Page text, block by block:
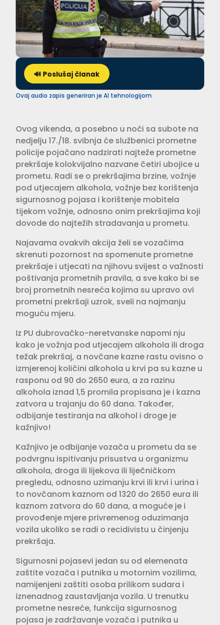
🔊 Poslušaj članak
Ovaj audio zapis generiran je AI tehnologijom
Ovog vikenda, a posebno u noći sa subote na
nedjelju 17./18. svibnja će službenici prometne
policije pojačano nadzirati najteže prometne
prekršaje kolokvijalno nazvane četiri ubojice u
prometu. Radi se o prekršajima brzine, vožnje
pod utjecajem alkohola, vožnje bez korištenja
sigurnosnog pojasa i korištenje mobitela
tijekom vožnje, odnosno onim prekršajima koji
dovode do najtežih stradavanja u prometu.
Najavama ovakvih akcija želi se vozačima
skrenuti pozornost na spomenute prometne
prekršaje i utjecati na njihovu svijest o važnosti
poštivanja prometnih pravila, a sve kako bi se
broj prometnih nesreća kojima su upravo ovi
prometni prekršaji uzrok, sveli na najmanju
moguću mjeru.
Iz PU dubrovačko-neretvanske napomi nju
kako je vožnja pod utjecajem alkohola ili droga
težak prekršaj, a novčane kazne rastu ovisno o
izmjerenoj količini alkohola u krvi pa su kazne u
rasponu od 90 do 2650 eura, a za razinu
alkohola iznad 1,5 promila propisana je i kazna
zatvora u trajanju do 60 dana. Također,
odbijanje testiranja na alkohol i droge je
kažnjivo!
Kažnjivo je odbijanje vozača u prometu da se
podvrgnu ispitivanju prisustva u organizmu
alkohola, droga ili lijekova ili liječničkom
pregledu, odnosno uzimanju krvi ili krvi i urina i
to novčanom kaznom od 1320 do 2650 eura ili
kaznom zatvora do 60 dana, a moguće je i
provođenje mjere privremenog oduzimanja
vozila ukoliko se radi o recidivistu u činjenju
prekršaja.
Sigurnosni pojasevi jedan su od elemenata
zaštite vozača i putnika u motornim vozilima,
namijenjeni zaštiti osoba prilikom sudara i
iznenadnog zaustavljanja vozila. U trenutku
prometne nesreće, funkcija sigurnosnog
pojasa je zadržavanje vozača i putnika u